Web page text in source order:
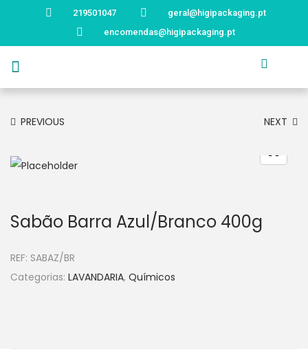
219501047
geral@higipackaging.pt
encomendas@higipackaging.pt
PREVIOUS NEXT
Sabão Barra Azul/Branco 400g
REF: SABAZ/BR
Categorias: LAVANDARIA, Químicos